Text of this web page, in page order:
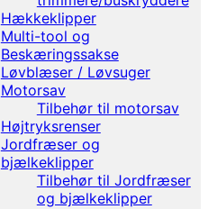
Hækkeklipper
Multi-tool og
Beskæringssakse
Løvblæser / Løvsuger
Motorsav
Tilbehør til motorsav
Højtryksrenser
Jordfræser og
bjælkeklipper
Tilbehør til Jordfræser
og bjælkeklipper